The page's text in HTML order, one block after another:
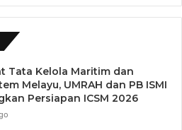
Tata Kelola Maritim dan
Melayu, UMRAH dan PB ISMI
Persiapan ICSM 2026